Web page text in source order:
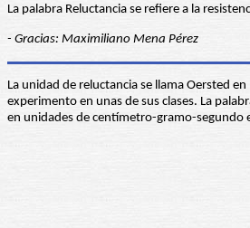
La palabra Reluctancia se refiere a la
- Gracias: Maximiliano Mena Pérez
La unidad de reluctancia se llama Oersted
experimento en unas de sus clases. La
en unidades de centímetro-gramo-segundo